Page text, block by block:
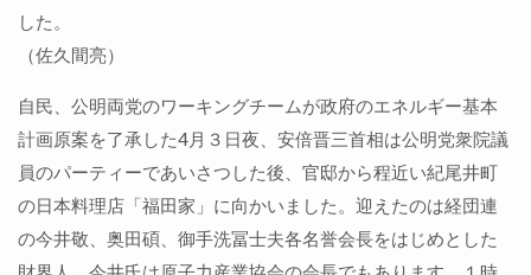
した。
（佐久間亮）
自民、公明両党のワーキングチームが政府のエネルギー基本
計画原案を了承した4月３日夜、安倍晋三首相は公明党衆院議
員のパーティーであいさつした後、官邸から程近い紀尾井町
の日本料理店「福田家」に向かいました。迎えたのは経団連
の今井敬、奥田碩、御手洗冨士夫各名誉会長をはじめとした